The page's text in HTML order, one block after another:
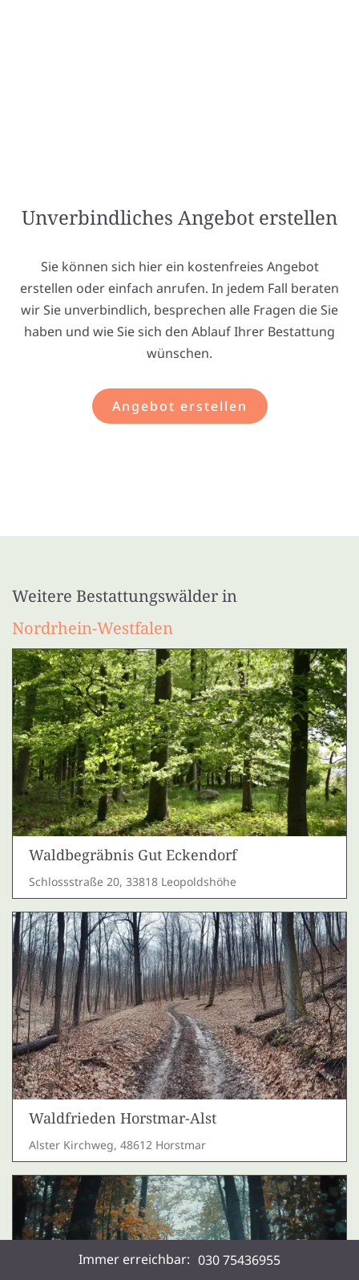
Unverbindliches Angebot erstellen
Sie können sich hier ein kostenfreies Angebot
erstellen oder einfach anrufen. In jedem Fall beraten
wir Sie unverbindlich, besprechen alle Fragen die Sie
haben und wie Sie sich den Ablauf Ihrer Bestattung
wünschen.
Angebot erstellen
Weitere Bestattungswälder in
Nordrhein-Westfalen
Waldbegräbnis Gut Eckendorf
Schlossstraße 20, 33818 Leopoldshöhe
Waldfrieden Horstmar-Alst
Alster Kirchweg, 48612 Horstmar
Immer erreichbar: 030 75436955